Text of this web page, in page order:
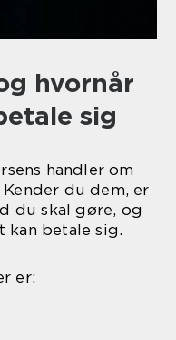
hvornår
sig
handler om
du dem, er
du skal gøre, og
kan betale sig.
er: